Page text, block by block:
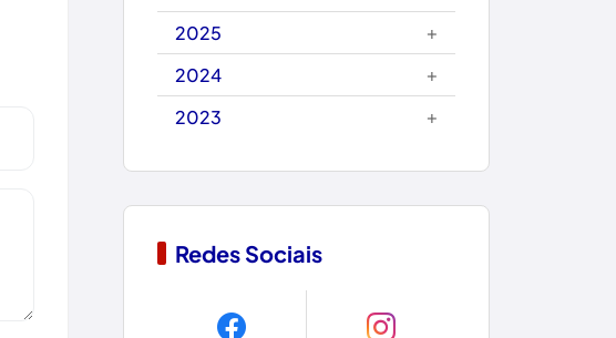
Carinhanha
Caturama
Chapada Diamantina
Condeúba
Copa do Mundo 2026
Dom Basílio
2025
+
2024
+
2023
+
Redes Sociais